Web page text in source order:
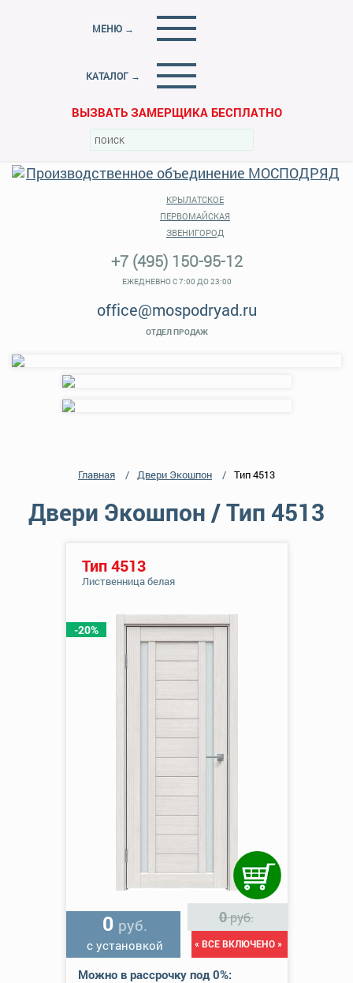
МЕНЮ →
КАТАЛОГ →
ВЫЗВАТЬ ЗАМЕРЩИКА БЕСПЛАТНО
КРЫЛАТСКОЕ
ПЕРВОМАЙСКАЯ
ЗВЕНИГОРОД
+7 (495) 150-95-12
ЕЖЕДНЕВНО С 7:00 ДО 23:00
office@mospodryad.ru
ОТДЕЛ ПРОДАЖ
Главная Двери Экошпон Тип 4513
Двери Экошпон / Тип 4513
-20%
Тип 4513
Лиственница белая
0 руб.
с установкой
0руб.
« ВСЕ ВКЛЮЧЕНО »
Можно в рассрочку под 0%: